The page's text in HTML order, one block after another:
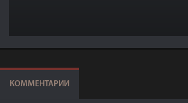
КОММЕНТАРИИ